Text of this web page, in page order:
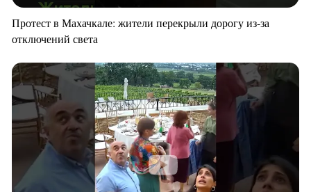
Протест в Махачкале: жители перекрыли дорогу из-за
отключений света